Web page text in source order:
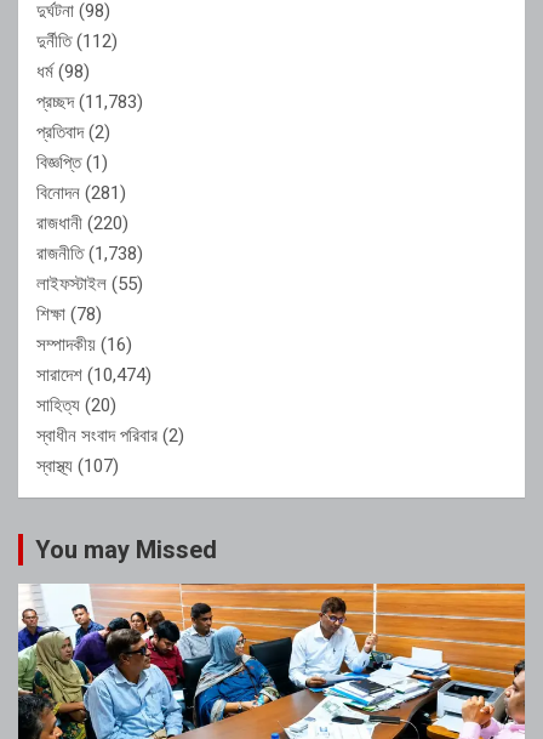
দুর্ঘটনা (98)
দুর্নীতি(112)
ধর্ম(98)
প্রচ্ছদ(11,783)
প্রতিবাদ(2)
বিজ্ঞপ্তি(1)
বিনোদন (281)
রাজধানী (220)
রাজনীতি(1,738)
লাইফস্টাইল (55)
শিক্ষা (78)
সম্পাদকীয় (16)
সারাদেশ (10,474)
সাহিত্য (20)
স্বাধীন সংবাদ পরিবার (2)
স্বাস্থ্য (107)
You may Missed